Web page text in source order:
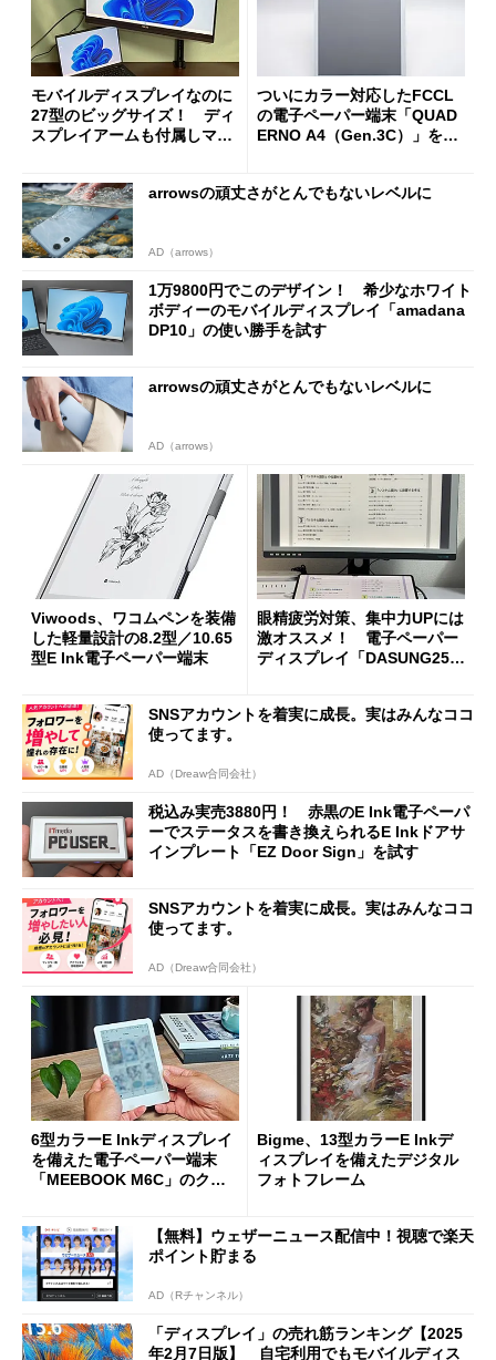
モバイルディスプレイなのに
27型のビッグサイズ！ ディ
スプレイアームも付属しマル
す
ついにカラー対応したFCCL
の電子ペーパー端末「QUAD
ERNO A4（Gen.3C）」を試
arrowsの頑丈さがとんでもないレベルに
AD（arrows）
1万9800円でこのデザイン！ 希少なホワイト
ボディーのモバイルディスプレイ「amadana
DP10」の使い勝手を試す
arrowsの頑丈さがとんでもないレベルに
AD（arrows）
Viwoods、ワコムペンを装備
した軽量設計の8.2型／10.65
型E Ink電子ペーパー端末
眼精疲労対策、集中力UPには
激オススメ！ 電子ペーパー
ディスプレイ「DASUNG253
SNSアカウントを着実に成長。実はみんなココ
使ってます。
AD（Dreaw合同会社）
税込み実売3880円！ 赤黒のE Ink電子ペーパ
ーでステータスを書き換えられるE Inkドアサ
インプレート「EZ Door Sign」を試す
SNSアカウントを着実に成長。実はみんなココ
使ってます。
AD（Dreaw合同会社）
6型カラーE Inkディスプレイ
を備えた電子ペーパー端末
「MEEBOOK M6C」のクラ
Bigme、13型カラーE Inkデ
ィスプレイを備えたデジタル
フォトフレーム
【無料】ウェザーニュース配信中！視聴で楽天
ポイント貯まる
AD（Rチャンネル）
「ディスプレイ」の売れ筋ランキング【2025
年2月7日版】 自宅利用でもモバイルディス